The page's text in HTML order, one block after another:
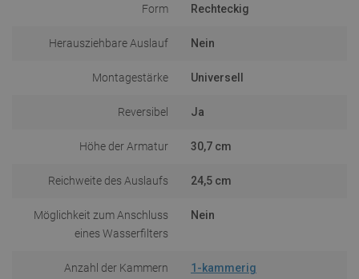
Form Rechteckig
Herausziehbare Auslauf Nein
Montagestärke Universell
Reversibel Ja
Höhe der Armatur 30,7 cm
Reichweite des Auslaufs 24,5 cm
Möglichkeit zum Anschluss
eines Wasserfilters
Nein
Anzahl der Kammern 1-kammerig